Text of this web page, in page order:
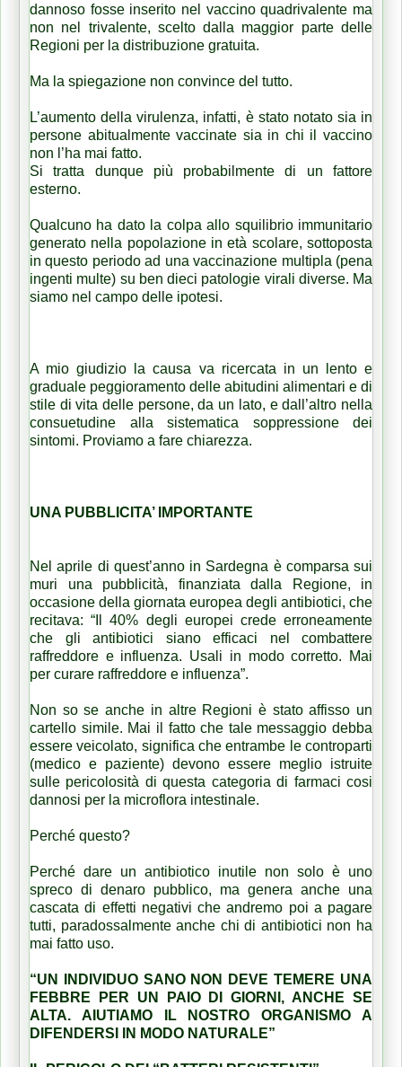
dannoso fosse inserito nel vaccino quadrivalente ma
non nel trivalente, scelto dalla maggior parte delle
Regioni per la distribuzione gratuita.
Ma la spiegazione non convince del tutto.
L’aumento della virulenza, infatti, è stato notato sia in
persone abitualmente vaccinate sia in chi il vaccino
non l’ha mai fatto.
Si tratta dunque più probabilmente di un fattore
esterno.
Qualcuno ha dato la colpa allo squilibrio immunitario
generato nella popolazione in età scolare, sottoposta
in questo periodo ad una vaccinazione multipla (pena
ingenti multe) su ben dieci patologie virali diverse. Ma
siamo nel campo delle ipotesi.
A mio giudizio la causa va ricercata in un lento e
graduale peggioramento delle abitudini alimentari e di
stile di vita delle persone, da un lato, e dall’altro nella
consuetudine alla sistematica soppressione dei
sintomi. Proviamo a fare chiarezza.
UNA PUBBLICITA’ IMPORTANTE
Nel aprile di quest’anno in Sardegna è comparsa sui
muri una pubblicità, finanziata dalla Regione, in
occasione della giornata europea degli antibiotici, che
recitava: “Il 40% degli europei crede erroneamente
che gli antibiotici siano efficaci nel combattere
raffreddore e influenza. Usali in modo corretto. Mai
per curare raffreddore e influenza”.
Non so se anche in altre Regioni è stato affisso un
cartello simile. Mai il fatto che tale messaggio debba
essere veicolato, significa che entrambe le controparti
(medico e paziente) devono essere meglio istruite
sulle pericolosità di questa categoria di farmaci cosi
dannosi per la microflora intestinale.
Perché questo?
Perché dare un antibiotico inutile non solo è uno
spreco di denaro pubblico, ma genera anche una
cascata di effetti negativi che andremo poi a pagare
tutti, paradossalmente anche chi di antibiotici non ha
mai fatto uso.
“UN INDIVIDUO SANO NON DEVE TEMERE UNA
FEBBRE PER UN PAIO DI GIORNI, ANCHE SE
ALTA. AIUTIAMO IL NOSTRO ORGANISMO A
DIFENDERSI IN MODO NATURALE”